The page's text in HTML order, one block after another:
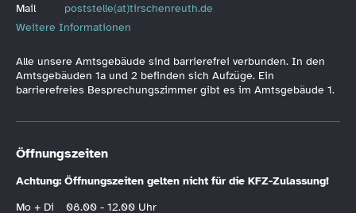
Mail
poststelle(at)tirschenreuth.de
Weitere Informationen
Alle unsere Amtsgebäude sind barrierefrei verbunden. In den
Amtsgebäuden 1a und 2 befinden sich Aufzüge. Ein
barrierefreies Besprechungszimmer gibt es im Amtsgebäude 1.
Öffnungszeiten
Achtung: Öffnungszeiten gelten nicht für die KFZ-Zulassung!
Mo + Di
08.00 - 12.00 Uhr